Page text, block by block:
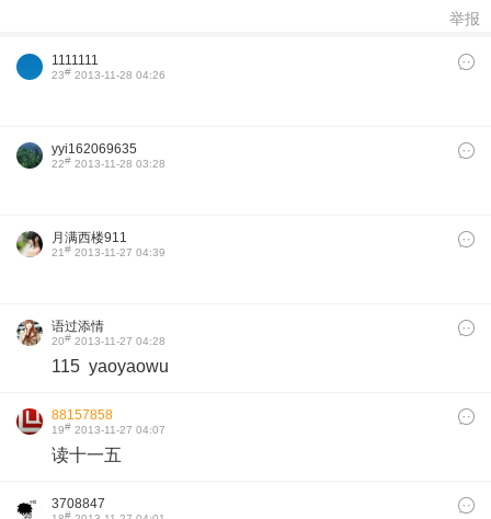
举报
1111111
23# 2013-11-28 04:26
yyi162069635
22# 2013-11-28 03:28
月满西楼911
21# 2013-11-27 04:39
语过添情
20# 2013-11-27 04:28
115 yaoyaowu
88157858
19# 2013-11-27 04:07
读十一五
3708847
#